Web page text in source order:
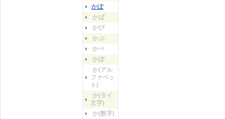
かぼ
かぱ
かぴ
かぷ
かぺ
かぽ
か(アル
ファベッ
ト)
か(タイ
文字)
か(数字)